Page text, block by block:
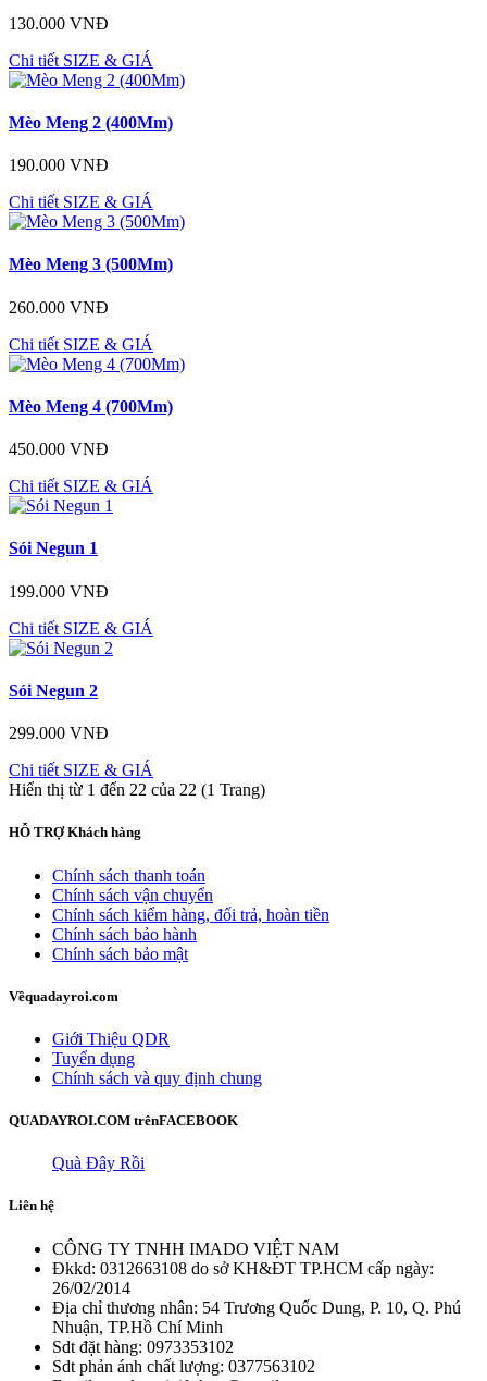
130.000 VNĐ
Chi tiết SIZE & GIÁ
Mèo Meng 2 (400Mm)
190.000 VNĐ
Chi tiết SIZE & GIÁ
Mèo Meng 3 (500Mm)
260.000 VNĐ
Chi tiết SIZE & GIÁ
Mèo Meng 4 (700Mm)
450.000 VNĐ
Chi tiết SIZE & GIÁ
Sói Negun 1
199.000 VNĐ
Chi tiết SIZE & GIÁ
Sói Negun 2
299.000 VNĐ
Chi tiết SIZE & GIÁ
Hiển thị từ 1 đến 22 của 22 (1 Trang)
HỖ TRỢKhách hàng
Chính sách thanh toán
Chính sách vận chuyển
Chính sách kiểm hàng, đổi trả, hoàn tiền
Chính sách bảo hành
Chính sách bảo mật
Vềquadayroi.com
Giới Thiệu QDR
Tuyển dụng
Chính sách và quy định chung
QUADAYROI.COM trênFACEBOOK
Quà Đây Rồi
Liên hệ
CÔNG TY TNHH IMADO VIỆT NAM
Đkkd: 0312663108 do sở KH&ĐT TP.HCM cấp ngày:
26/02/2014
Địa chỉ thương nhân: 54 Trương Quốc Dung, P. 10, Q. Phú
Nhuận, TP.Hồ Chí Minh
Sdt đặt hàng: 0973353102
Sdt phản ánh chất lượng: 0377563102